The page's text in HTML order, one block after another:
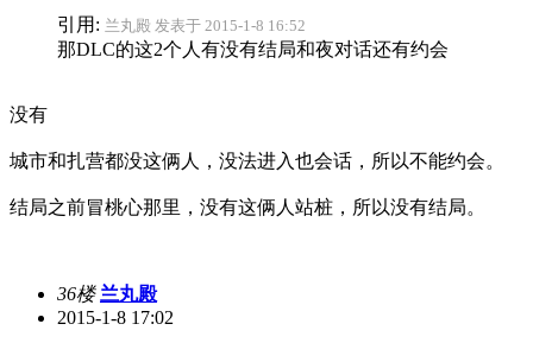
引用: 兰丸殿 发表于 2015-1-8 16:52
那DLC的这2个人有没有结局和夜对话还有约会
没有
城市和扎营都没这俩人，没法进入也会话，所以不能约会。
结局之前冒桃心那里，没有这俩人站桩，所以没有结局。
36楼 兰丸殿
2015-1-8 17:02